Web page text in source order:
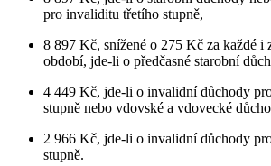
pro invaliditu třetího stupně,
8 897 Kč, snížené o 275 Kč za každé i
období, jde-li o předčasné starobní
4 449 Kč, jde-li o invalidní důchody
stupně nebo vdovské a vdovecké
2 966 Kč, jde-li o invalidní důchody
stupně.